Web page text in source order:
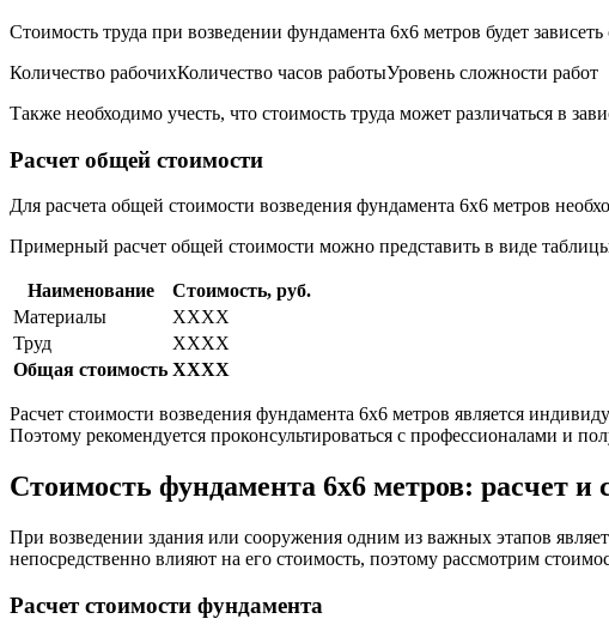
Стоимость труда при возведении фундамента 6х6 метров будет
Количество рабочихКоличество часов работыУровень сложности работ
Также необходимо учесть, что стоимость труда может различаться в
Расчет общей стоимости
Для расчета общей стоимости возведения фундамента 6х6 метров
Примерный расчет общей стоимости можно представить в виде
Наименование
Стоимость, руб.
Материалы
XXXX
Труд
XXXX
Общая стоимость XXXX
Расчет стоимости возведения фундамента 6х6 метров является
Поэтому рекомендуется проконсультироваться с профессионалами и
Стоимость фундамента 6х6 метров: расчет и
При возведении здания или сооружения одним из важных этапов
непосредственно влияют на его стоимость, поэтому рассмотрим
Расчет стоимости фундамента